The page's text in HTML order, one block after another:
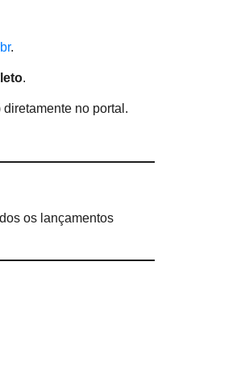
.
.
diretamente no portal.
os lançamentos